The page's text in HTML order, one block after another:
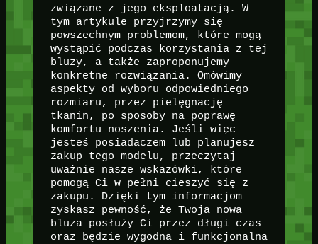
związane z jego eksploatacją. W
tym artykule przyjrzymy się
powszechnym problemom, które mogą
wystąpić podczas korzystania z tej
bluzy, a także zaproponujemy
konkretne rozwiązania. Omówimy
aspekty od wyboru odpowiedniego
rozmiaru, przez pielęgnację
tkanin, po sposoby na poprawę
komfortu noszenia. Jeśli więc
jesteś posiadaczem lub planujesz
zakup tego modelu, przeczytaj
uważnie nasze wskazówki, które
pomogą Ci w pełni cieszyć się z
zakupu. Dzięki tym informacjom
zyskasz pewność, że Twoja nowa
bluza posłuży Ci przez długi czas
oraz będzie wygodna i funkcjonalna